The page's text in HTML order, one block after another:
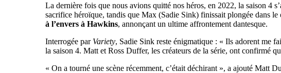
La dernière fois que nous avions quitté nos héros, en 2022, la saison 4
sacrifice héroïque, tandis que Max (Sadie Sink) finissait plongée dans
à l’envers à Hawkins, annonçant un ultime affrontement dantesque.
Interrogée par Variety, Sadie Sink reste énigmatique : « Ils adorent me
la saison 4. Matt et Ross Duffer, les créateurs de la série, ont confirmé
« On a tourné une scène récemment, c’était déchirant », a ajouté Matt